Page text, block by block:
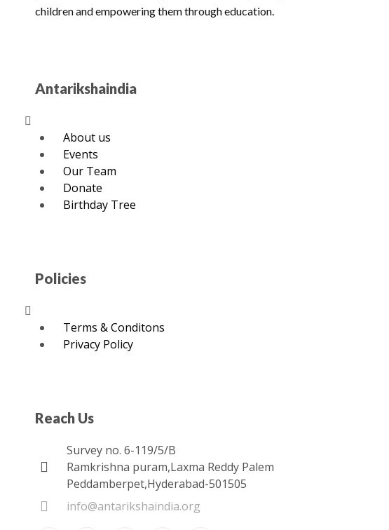
children and empowering them through education.
Antarikshaindia
Menu
About us
Events
Our Team
Donate
Birthday Tree
Policies
Menu
Terms & Conditons
Privacy Policy
Reach Us
Survey no. 6-119/5/B
Ramkrishna puram,Laxma Reddy Palem
Peddamberpet,Hyderabad-501505
info@antarikshaindia.org